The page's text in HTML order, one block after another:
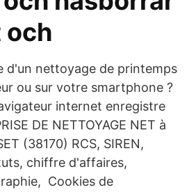
och
d'un nettoyage de printemps
ou sur votre smartphone ?
internet enregistre
DE NETTOYAGE NET à
(38170) RCS, SIREN,
chiffre d'affaires,
Cookies de